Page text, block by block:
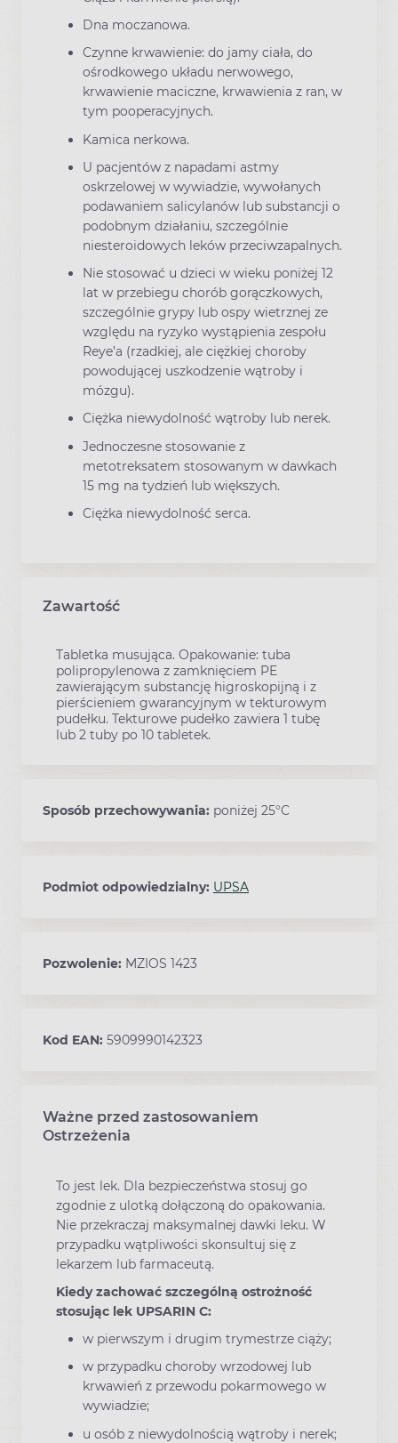
Dna moczanowa.
Czynne krwawienie: do jamy ciała, do
ośrodkowego układu nerwowego,
krwawienie maciczne, krwawienia z ran, w
tym pooperacyjnych.
Kamica nerkowa.
U pacjentów z napadami astmy
oskrzelowej w wywiadzie, wywołanych
podawaniem salicylanów lub substancji o
podobnym działaniu, szczególnie
niesteroidowych leków przeciwzapalnych.
Nie stosować u dzieci w wieku poniżej 12
lat w przebiegu chorób gorączkowych,
szczególnie grypy lub ospy wietrznej ze
względu na ryzyko wystąpienia zespołu
Reye’a (rzadkiej, ale ciężkiej choroby
powodującej uszkodzenie wątroby i
mózgu).
Ciężka niewydolność wątroby lub nerek.
Jednoczesne stosowanie z
metotreksatem stosowanym w dawkach
15 mg na tydzień lub większych.
Ciężka niewydolność serca.
Zawartość
Tabletka musująca. Opakowanie: tuba
polipropylenowa z zamknięciem PE
zawierającym substancję higroskopijną i z
pierścieniem gwarancyjnym w tekturowym
pudełku. Tekturowe pudełko zawiera 1 tubę
lub 2 tuby po 10 tabletek.
Sposób przechowywania: poniżej 25°C
Podmiot odpowiedzialny: UPSA
Pozwolenie: MZIOS 1423
Kod EAN: 5909990142323
Ważne przed zastosowaniem
Ostrzeżenia
To jest lek. Dla bezpieczeństwa stosuj go
zgodnie z ulotką dołączoną do opakowania.
Nie przekraczaj maksymalnej dawki leku. W
przypadku wątpliwości skonsultuj się z
lekarzem lub farmaceutą.
Kiedy zachować szczególną ostrożność
stosując lek UPSARIN C:
w pierwszym i drugim trymestrze ciąży;
w przypadku choroby wrzodowej lub
krwawień z przewodu pokarmowego w
wywiadzie;
u osób z niewydolnością wątroby i nerek;